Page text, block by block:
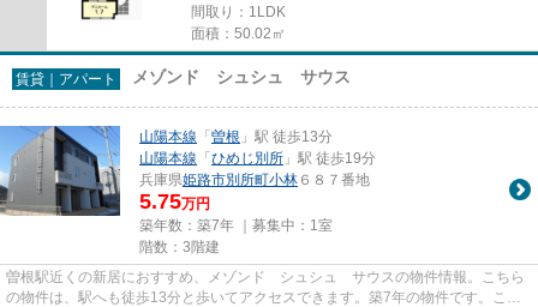
間取り：1LDK
面積：50.02㎡
賃貸｜アパート メゾンド シュシュ サウス
山陽本線 「曽根 」駅 徒歩13分
山陽本線 「ひめじ別所 」駅 徒歩19分
兵庫県姫路市別所町小林 ６８７番地
5.75万円
築年数：築7年 ｜募集中： 1室
階数：3階建
曽根駅近くの新居におすすめ、メゾンド シュシュ サウスの物件情報。こちら
の物件は、駅へも徒歩13分と歩いてアクセスできます。築7年の物件です。こち